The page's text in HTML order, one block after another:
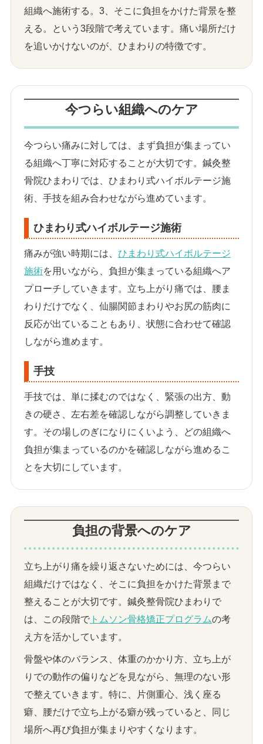
組織へ施術する。3、そこに負担をかけた背景を整
える。という3段階で考えています。痛い場所だけ
を追いかけないのが、ひまわりの特徴です。
今つらい組織へのケア
今つらい痛みに対しては、まず負担が集まってい
る組織へ丁寧に対応することが大切です。鍼灸整
骨院ひまわりでは、ひまわり式ハイボルテージ施
術、手技を組み合わせながら進めています。
ひまわり式ハイボルテージ施術
痛みが強い時期には、 ひまわり式ハイボルテージ
施術を用いながら、負担が集まっている組織へア
プローチしていきます。立ち上がり痛では、腰ま
わりだけでなく、仙腸関節まわりやお尻の筋肉に
反応が出ていることもあり、状態に合わせて確認
しながら進めます。
手技
手技では、単に揉むのではなく、緊張の出方、動
きの硬さ、左右差を確認しながら調整していきま
す。その場しのぎになりにくいよう、どの組織へ
負担が集まっているのかを確認しながら進めるこ
とを大切にしています。
負担の背景へのケア
立ち上がり痛を繰り返さないためには、今つらい
組織だけではなく、そこに負担をかけた背景まで
整えることが大切です。鍼灸整骨院ひまわりで
は、この段階で トムソン骨格矯正プログラムの考
え方を活かしています。
骨盤や体のバランス、体重のかかり方、立ち上が
りでの動作の偏りなどを見ながら、無理のない形
で整えていきます。特に、片側重心、浅く座る
癖、腰だけで立ち上がる癖が残っていると、同じ
場所へ再び負担が集まりやすくなります。